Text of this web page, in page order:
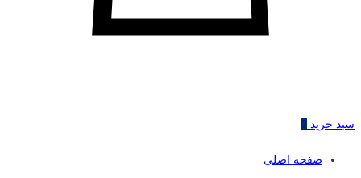
سبد خرید 0
صفحه اصلی